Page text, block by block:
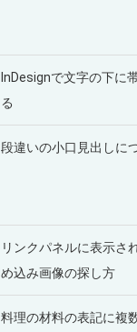
InDesignで文字の下に
る
段違いの小口見出しに
リンクパネルに表示さ
め込み画像の探し方
料理の材料の表記に複